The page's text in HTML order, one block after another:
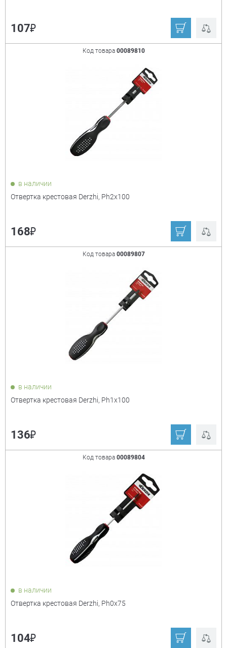
107₽
Код товара 00089810
в наличии
Отвертка крестовая Derzhi, Ph2x100
168₽
Код товара 00089807
в наличии
Отвертка крестовая Derzhi, Ph1x100
136₽
Код товара 00089804
в наличии
Отвертка крестовая Derzhi, Ph0x75
104₽